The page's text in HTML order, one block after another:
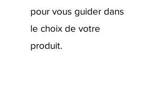
pour vous guider dans
le choix de votre
produit.